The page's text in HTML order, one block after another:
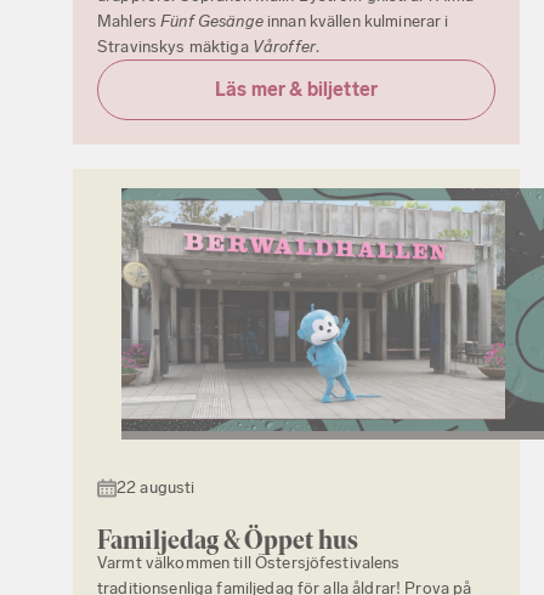
MahlersFünf Gesänge innan kvällen kulminerar i
Stravinskys mäktiga Våroffer.
Läs mer & biljetter
22 augusti
Familjedag & Öppet hus
Varmt välkommen till Östersjöfestivalens
traditionsenliga familjedag för alla åldrar! Prova på